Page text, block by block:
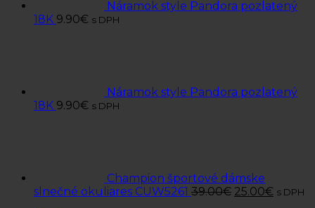
Náramok style Pandora pozlatený
18K 9.90€ s DPH
Náramok style Pandora pozlatený
18K 9.90€ s DPH
Champion športové dámske
slnečné okuliares CUW5261 39.00€ 25.00€ s DPH